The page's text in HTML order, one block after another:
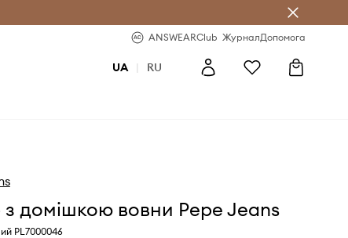
ANSWEARClub ЖурналДопомога
UA | RU
домішкою вовни Pepe Jeans
PL7000046